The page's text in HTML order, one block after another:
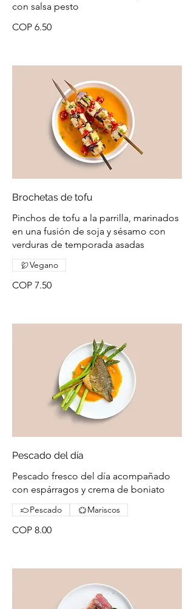
con salsa pesto
COP 6.50
Brochetas de tofu
Pinchos de tofu a la parrilla, marinados
en una fusión de soja y sésamo con
verduras de temporada asadas
COP 7.50
Vegano
Pescado del día
Pescado fresco del día acompañado
con espárragos y crema de boniato
COP 8.00
Pescado Mariscos